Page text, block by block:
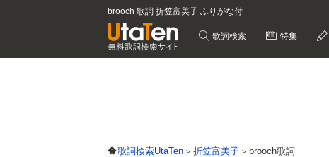
brooch 歌詞 折笠富美子 ふりがな付
歌詞検索 特集
歌詞検索UtaTen 折笠富美子 brooch歌詞